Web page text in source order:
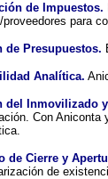
de Impuestos.
para
de Presupuestos.
Analítica.
del Inmovilizado
Con Aniconta
de Cierre y
de